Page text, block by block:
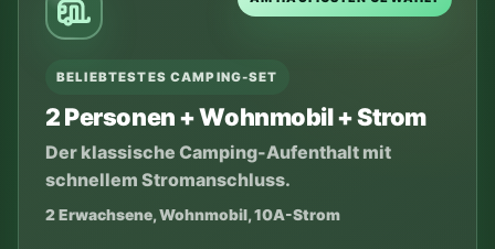
BELIEBTESTES CAMPING-SET
2 Personen + Wohnmobil + Strom
Der klassische Camping-Aufenthalt mit
schnellem Stromanschluss.
2 Erwachsene, Wohnmobil, 10A-Strom